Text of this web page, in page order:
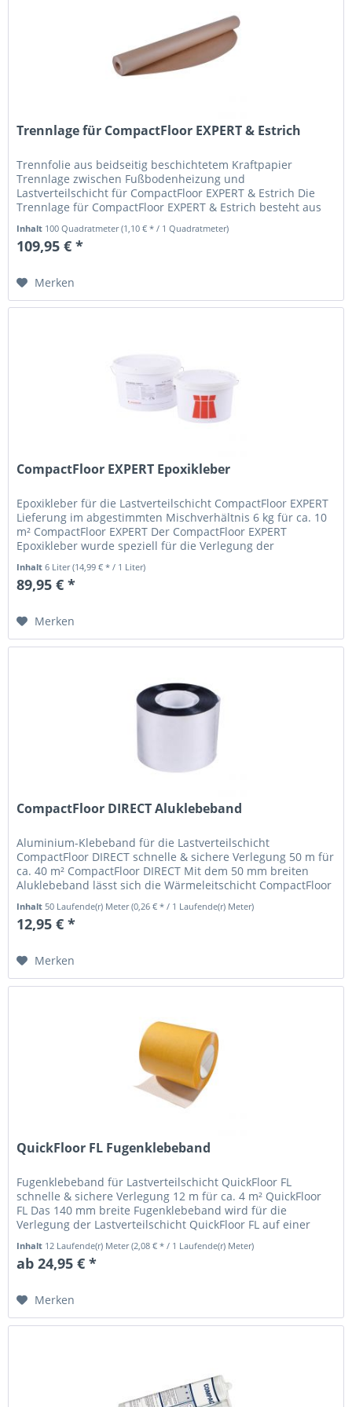
Trennlage für CompactFloor EXPERT & Estrich
Trennfolie aus beidseitig beschichtetem Kraftpapier
Trennlage zwischen Fußbodenheizung und
Lastverteilschicht für CompactFloor EXPERT & Estrich Die
Trennlage für CompactFloor EXPERT & Estrich besteht aus
Inhalt 100 Quadratmeter(1,10 € * / 1 Quadratmeter)
109,95 € *
Merken
CompactFloor EXPERT Epoxikleber
Epoxikleber für die Lastverteilschicht CompactFloor EXPERT
Lieferung im abgestimmten Mischverhältnis 6 kg für ca. 10
m² CompactFloor EXPERT Der CompactFloor EXPERT
Epoxikleber wurde speziell für die Verlegung der
Inhalt6 Liter(14,99 € * / 1 Liter)
89,95 € *
Merken
CompactFloor DIRECT Aluklebeband
Aluminium-Klebeband für die Lastverteilschicht
CompactFloor DIRECT schnelle & sichere Verlegung 50 m für
ca. 40 m² CompactFloor DIRECT Mit dem 50 mm breiten
Aluklebeband lässt sich die Wärmeleitschicht CompactFloor
Inhalt50 Laufende(r) Meter(0,26 € * / 1 Laufende(r) Meter)
12,95 € *
Merken
QuickFloor FL Fugenklebeband
Fugenklebeband für Lastverteilschicht QuickFloor FL
schnelle & sichere Verlegung 12 m für ca. 4 m² QuickFloor
FL Das 140 mm breite Fugenklebeband wird für die
Verlegung der Lastverteilschicht QuickFloor FL auf einer
Inhalt 12 Laufende(r) Meter(2,08 € * / 1 Laufende(r) Meter)
ab 24,95 € *
Merken